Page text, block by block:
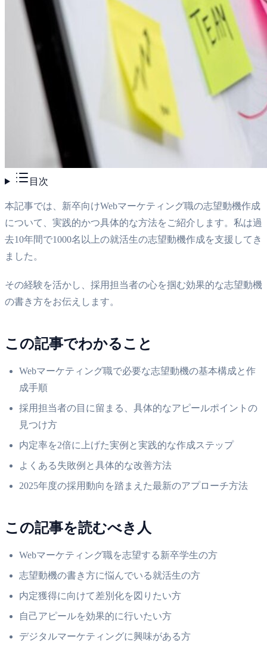
目次
本記事では、新卒向けWebマーケティング職の志望動機作成
について、実践的かつ具体的な方法をご紹介します。私は過
去10年間で1000名以上の就活生の志望動機作成を支援してき
ました。
その経験を活かし、採用担当者の心を掴む効果的な志望動機
の書き方をお伝えします。
この記事でわかること
Webマーケティング職で必要な志望動機の基本構成と作
成手順
採用担当者の目に留まる、具体的なアピールポイントの
見つけ方
内定率を2倍に上げた実例と実践的な作成ステップ
よくある失敗例と具体的な改善方法
2025年度の採用動向を踏まえた最新のアプローチ方法
この記事を読むべき人
Webマーケティング職を志望する新卒学生の方
志望動機の書き方に悩んでいる就活生の方
内定獲得に向けて差別化を図りたい方
自己アピールを効果的に行いたい方
デジタルマーケティングに興味がある方